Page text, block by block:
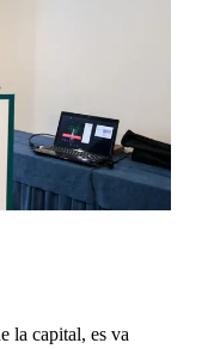
la capital, es va